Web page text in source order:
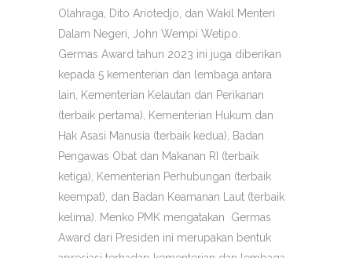
Olahraga, Dito Ariotedjo, dan Wakil Menteri
Dalam Negeri, John Wempi Wetipo.
Germas Award tahun 2023 ini juga diberikan
kepada 5 kementerian dan lembaga antara
lain, Kementerian Kelautan dan Perikanan
(terbaik pertama), Kementerian Hukum dan
Hak Asasi Manusia (terbaik kedua), Badan
Pengawas Obat dan Makanan RI (terbaik
ketiga), Kementerian Perhubungan (terbaik
keempat), dan Badan Keamanan Laut (terbaik
kelima). Menko PMK mengatakan Germas
Award dari Presiden ini merupakan bentuk